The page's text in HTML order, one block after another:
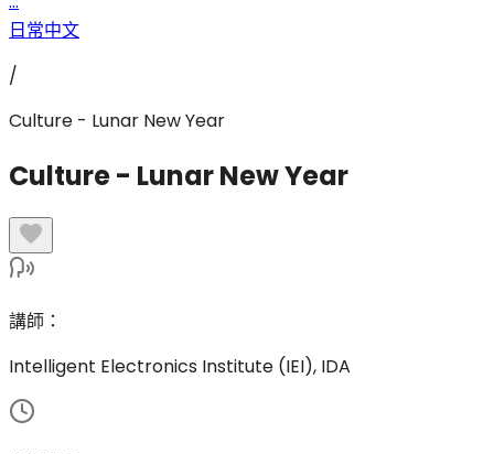
日常中文
/
Culture - Lunar New Year
Culture - Lunar New Year
講師 ：
Intelligent Electronics Institute (IEI), IDA